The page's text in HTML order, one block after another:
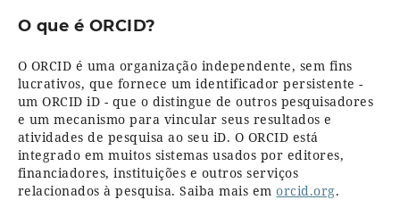
O que é ORCID?
O ORCID é uma organização independente, sem fins
lucrativos, que fornece um identificador persistente -
um ORCID iD - que o distingue de outros pesquisadores
e um mecanismo para vincular seus resultados e
atividades de pesquisa ao seu iD. O ORCID está
integrado em muitos sistemas usados por editores,
financiadores, instituições e outros serviços
relacionados à pesquisa. Saiba mais emorcid.org.